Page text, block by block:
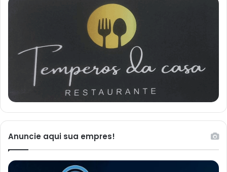
Anuncie aqui sua empres!